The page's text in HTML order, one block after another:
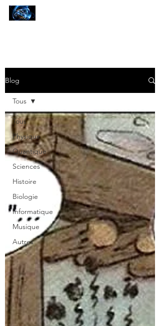
Blog
Tous
Physique
Quantique
Sciences
Histoire
Biologie
Informatique
Musique
Autres
Tous